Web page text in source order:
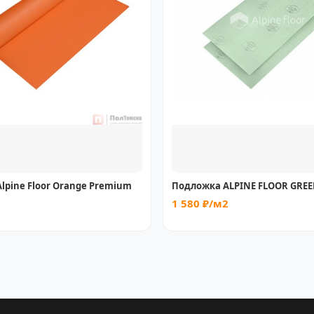
Floor Orange Premium Подложка ALPINE FLOOR
1 580 ₽/м2